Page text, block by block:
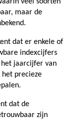
maar de
dat er enkele of
indexcijfers
het jaarcijfer van
precieze
dat de
zijn